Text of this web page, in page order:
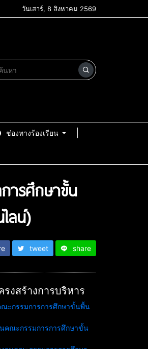
วันเสาร์, 8 สิงหาคม 2569
ช่องทางร้องเรียน
ารศึกษาขั้น
ลน์)
tweet share
รงสร้างการบริหาร
ะกรรมการการศึกษาขั้นพื้น
คณะกรรมการการศึกษาขั้น